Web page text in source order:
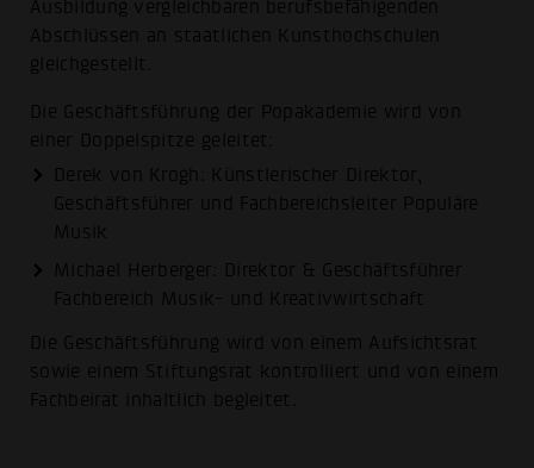
Ausbildung vergleichbaren berufsbefähigenden
Abschlüssen an staatlichen Kunsthochschulen
gleichgestellt.
Die Geschäftsführung der Popakademie wird von
einer Doppelspitze geleitet:
Derek von Krogh: Künstlerischer Direktor,
Geschäftsführer und Fachbereichsleiter Populäre
Musik
Michael Herberger: Direktor & Geschäftsführer
Fachbereich Musik- und Kreativwirtschaft
Die Geschäftsführung wird von einem Aufsichtsrat
sowie einem Stiftungsrat kontrolliert und von einem
Fachbeirat inhaltlich begleitet.